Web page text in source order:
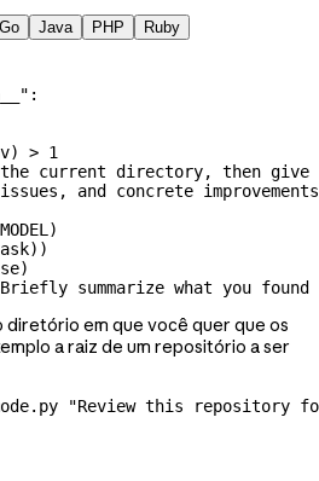
Go Java PHP Ruby
:
> 1
current directory, then
and concrete
MODEL)
)
summarize what you
diretório em que você quer que os
a raiz de um repositório a ser
"Review this repository